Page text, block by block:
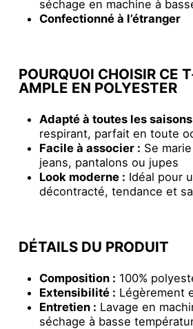
séchage en machine à
Confectionné à l’étranger
POURQUOI CHOISIR CE
AMPLE EN POLYESTER
Adapté à toutes les
respirant, parfait en toute
Facile à associer : Se
jeans, pantalons ou jupes
Look moderne : Idéal pour
décontracté, tendance et
DÉTAILS DU PRODUIT
Composition : 100%
Extensibilité : Légèrement
Entretien : Lavage en
séchage à basse